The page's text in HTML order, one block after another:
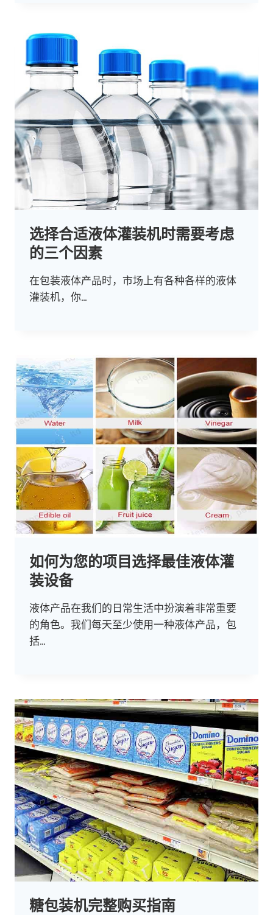
选择合适液体灌装机时需要考虑
的三个因素
在包装液体产品时，市场上有各种各样的液体
灌装机，你…
如何为您的项目选择最佳液体灌
装设备
液体产品在我们的日常生活中扮演着非常重要
的角色。我们每天至少使用一种液体产品，包
括…
糖包装机完整购买指南